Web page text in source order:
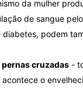
da mulher
de sangue
diabetes, podem
pernas cruzadas -
o